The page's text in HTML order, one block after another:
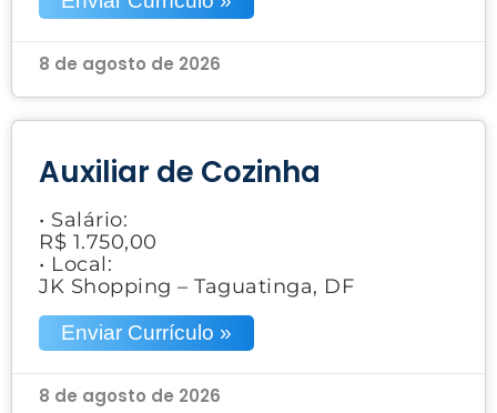
8 de agosto de 2026
Auxiliar de Cozinha
• Salário:
R$ 1.750,00
• Local:
JK Shopping – Taguatinga, DF
Enviar Currículo »
8 de agosto de 2026